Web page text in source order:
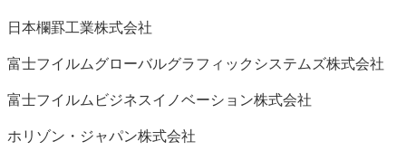
日本欄罫工業株式会社
富士フイルムグローバルグラフィックシステムズ株式会社
富士フイルムビジネスイノベーション株式会社
ホリゾン・ジャパン株式会社